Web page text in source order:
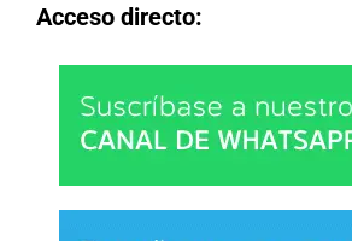
Acceso directo: